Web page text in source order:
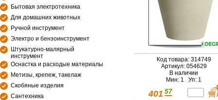
Бытовая электротехника
Для домашних животных
Ручной инструмент
Электро и бензоинструмент
Штукатурно-малярный
инструмент
Оснастка и расходые материалы
Метизы, крепеж, такелаж
Скобяные изделия
Сантехника
Код товара: 314749
Артикул: 054629
В наличии
Мин: 1 Уп: 1
401 57